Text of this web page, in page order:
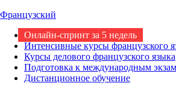
Французский
Онлайн-спринт за 5 недель
Интенсивные курсы французского
Курсы делового французского языка
Подготовка к международным
Дистанционное обучение